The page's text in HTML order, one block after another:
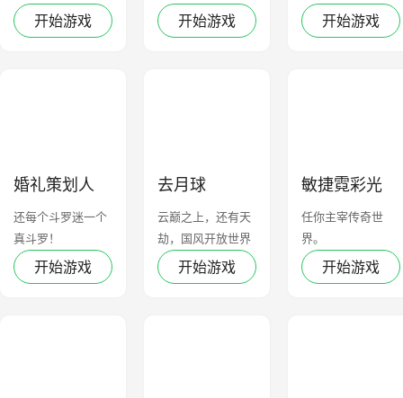
试试吧开始游戏 开始游戏 开始游戏
婚礼策划人
还每个斗罗迷一个
真斗罗！
开始游戏
去月球
云巅之上，还有天
劫，国风开放世界
修仙手游
开始游戏
敏捷霓彩光
任你主宰传奇世
界。
开始游戏